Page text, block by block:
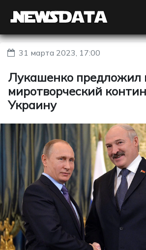
31 марта 2023, 17:00
Лукашенко предложил
миротворческий
Украину